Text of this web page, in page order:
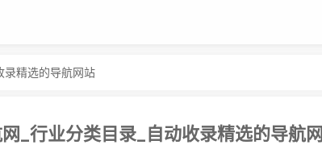
录精选的导航网站
_行业分类目录_自动收录精选的导航网